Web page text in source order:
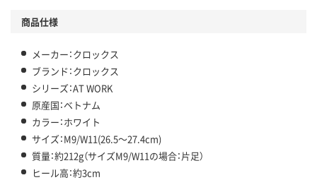
商品仕様
メーカー：クロックス
ブランド：クロックス
シリーズ：AT WORK
原産国：ベトナム
カラー：ホワイト
サイズ：M9/W11(26.5～27.4cm)
質量：約212g（サイズM9/W11の場合：片足）
ヒール高：約3cm